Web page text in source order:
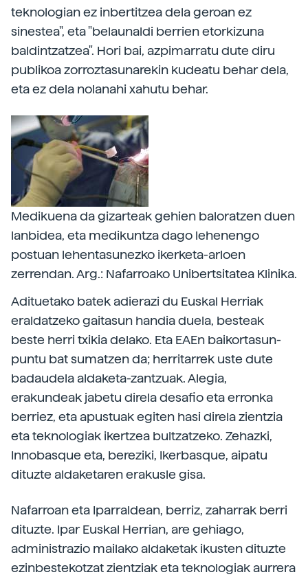
teknologian ez inbertitzea dela geroan ez
sinestea", eta "belaunaldi berrien etorkizuna
baldintzatzea". Hori bai, azpimarratu dute diru
publikoa zorroztasunarekin kudeatu behar dela,
eta ez dela nolanahi xahutu behar.
Medikuena da gizarteak gehien baloratzen duen
lanbidea, eta medikuntza dago lehenengo
postuan lehentasunezko ikerketa-arloen
zerrendan. Arg.: Nafarroako Unibertsitatea Klinika.
Adituetako batek adierazi du Euskal Herriak
eraldatzeko gaitasun handia duela, besteak
beste herri txikia delako. Eta EAEn baikortasun-
puntu bat sumatzen da; herritarrek uste dute
badaudela aldaketa-zantzuak. Alegia,
erakundeak jabetu direla desafio eta erronka
berriez, eta apustuak egiten hasi direla zientzia
eta teknologiak ikertzea bultzatzeko. Zehazki,
Innobasque eta, bereziki, Ikerbasque, aipatu
dituzte aldaketaren erakusle gisa.
Nafarroan eta Iparraldean, berriz, zaharrak berri
dituzte. Ipar Euskal Herrian, are gehiago,
administrazio mailako aldaketak ikusten dituzte
ezinbestekotzat zientziak eta teknologiak aurrera